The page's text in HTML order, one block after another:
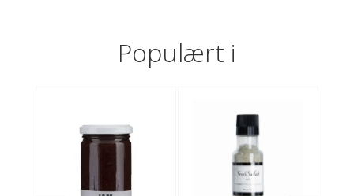
Populært i